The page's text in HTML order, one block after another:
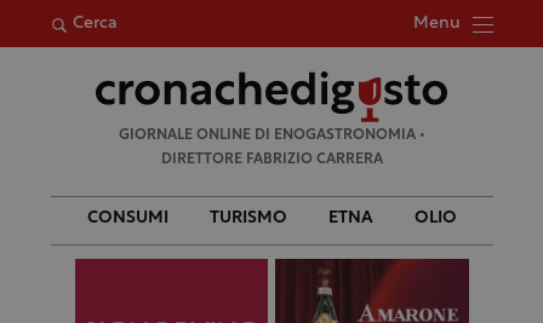
Cerca Menu
per:
GIORNALE ONLINE DI ENOGASTRONOMIA •
DIRETTORE FABRIZIO CARRERA
CONSUMI TURISMO ETNA OLIO